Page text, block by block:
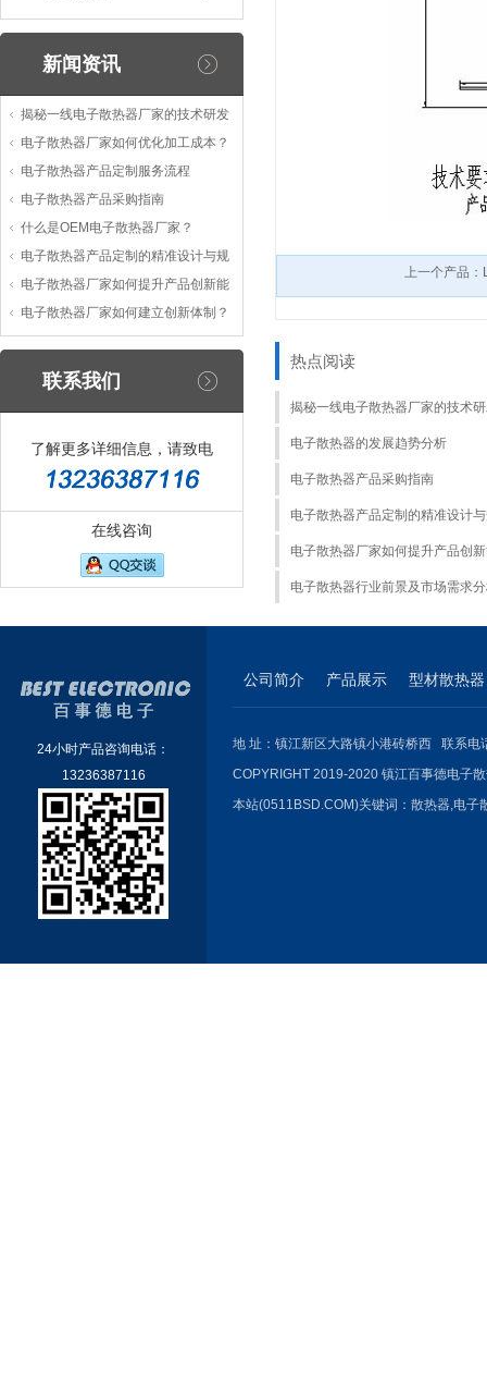
新闻资讯
揭秘一线电子散热器厂家的技术研发
电子散热器厂家如何优化加工成本？
电子散热器产品定制服务流程
电子散热器产品采购指南
什么是OEM电子散热器厂家？
电子散热器产品定制的精准设计与规
电子散热器厂家如何提升产品创新能
电子散热器厂家如何建立创新体制？
联系我们
了解更多详细信息，请致电
在线咨询
上一个产品：
热点阅读
揭秘一线电子散热器厂家的技术
电子散热器的发展趋势分析
电子散热器产品采购指南
电子散热器产品定制的精准设计
电子散热器厂家如何提升产品创
电子散热器行业前景及市场需求
24小时产品咨询电话：
13236387116
公司简介 产品展示 型材散热器
地 址：镇江新区大路镇小港砖桥西 联系
COPYRIGHT 2019-2020 镇江百事德电子
本站(0511BSD.COM)关键词： 散热器,电子